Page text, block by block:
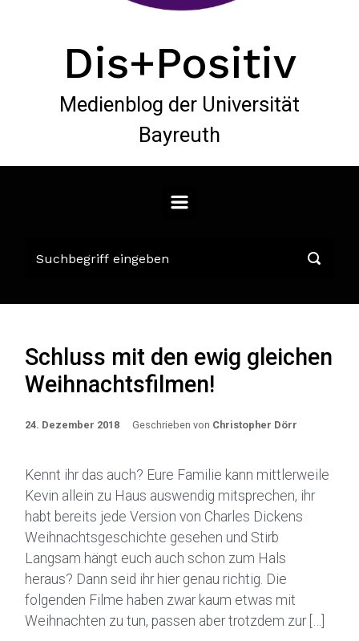
Dis+Positiv
Medienblog der Universität
Bayreuth
Schluss mit den ewig gleichen
Weihnachtsfilmen!
24. Dezember 2018 Geschrieben von Christopher Dörr
Kennt ihr das auch? Eure Familie kann mittlerweile
Kevin allein zu Haus auswendig mitsprechen, ihr
habt bereits jede Version von Charles Dickens
Weihnachtsgeschichte gesehen und Stirb
Langsam hängt euch auch schon zum Hals
heraus? Dann seid ihr hier genau richtig. Die
folgenden Filme haben zwar kaum etwas mit
Weihnachten zu tun, passen aber trotzdem zur […]